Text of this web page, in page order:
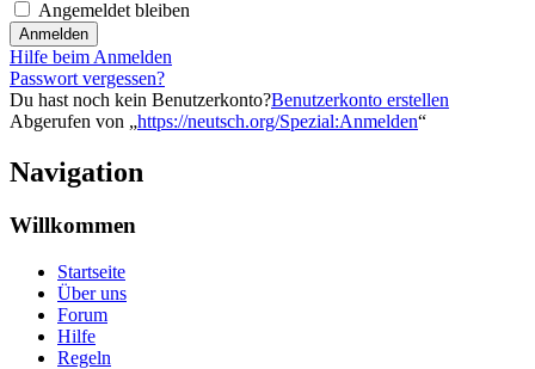
Angemeldet bleiben
Anmelden
Hilfe beim Anmelden
Passwort vergessen?
Du hast noch kein Benutzerkonto?Benutzerkonto erstellen
Abgerufen von „https://neutsch.org/Spezial:Anmelden“
Navigation
Willkommen
Startseite
Über uns
Forum
Hilfe
Regeln